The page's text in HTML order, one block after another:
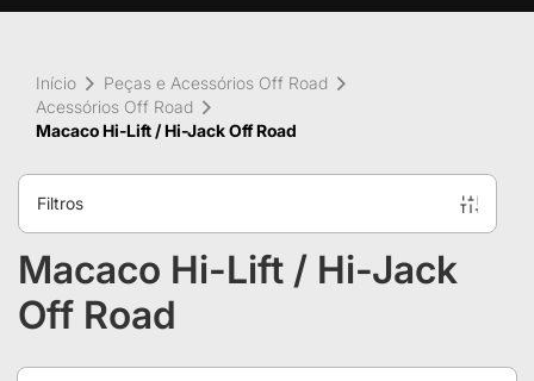
Macaco Hi-Lift / Hi-Jack
Off Road
Início
Peças e Acessórios Off Road
Acessórios Off Road
Macaco Hi-Lift / Hi-Jack Off Road
Filtros